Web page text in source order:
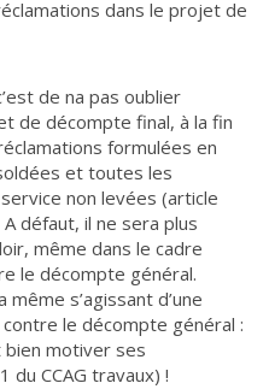
dans le projet de
de na pas oublier
de décompte final, à la fin
formulées en
et toutes les
non levées (article
A défaut, il ne sera plus
même dans le cadre
le décompte général.
même s’agissant d’une
le décompte général :
bien motiver ses
du CCAG travaux) !